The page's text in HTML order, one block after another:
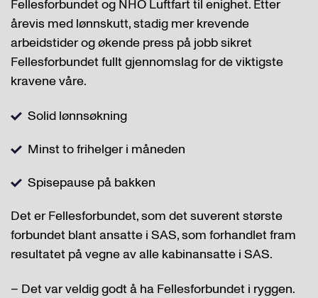
Fellesforbundet og NHO Luftfart til enighet. Etter
årevis med lønnskutt, stadig mer krevende
arbeidstider og økende press på jobb sikret
Fellesforbundet fullt gjennomslag for de viktigste
kravene våre.
Solid lønnsøkning
Minst to frihelger i måneden
Spisepause på bakken
Det er Fellesforbundet, som det suverent største
forbundet blant ansatte i SAS, som forhandlet fram
resultatet på vegne av alle kabinansatte i SAS.
– Det var veldig godt å ha Fellesforbundet i ryggen.